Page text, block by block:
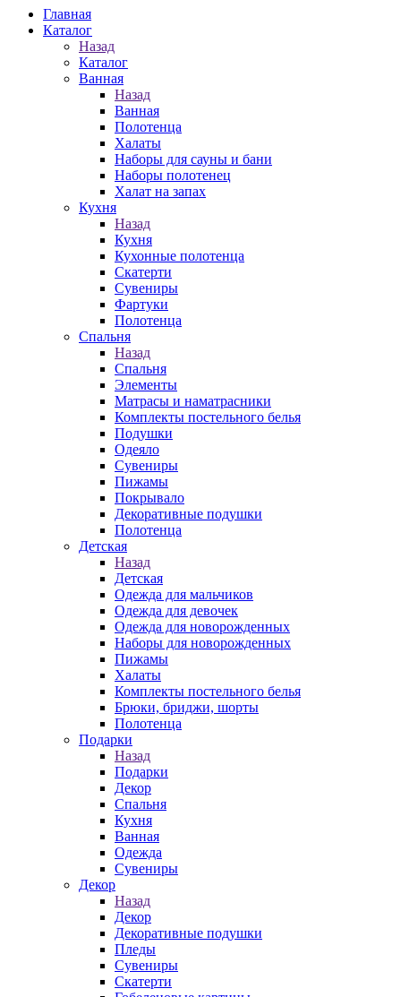
Главная
Каталог
Назад
Каталог
Ванная
Назад
Ванная
Полотенца
Халаты
Наборы для сауны и бани
Наборы полотенец
Халат на запах
Кухня
Назад
Кухня
Кухонные полотенца
Скатерти
Сувениры
Фартуки
Полотенца
Спальня
Назад
Спальня
Элементы
Матрасы и наматрасники
Комплекты постельного белья
Подушки
Одеяло
Сувениры
Пижамы
Покрывало
Декоративные подушки
Полотенца
Детская
Назад
Детская
Одежда для мальчиков
Одежда для девочек
Одежда для новорожденных
Наборы для новорожденных
Пижамы
Халаты
Комплекты постельного белья
Брюки, бриджи, шорты
Полотенца
Подарки
Назад
Подарки
Декор
Спальня
Кухня
Ванная
Одежда
Сувениры
Декор
Назад
Декор
Декоративные подушки
Пледы
Сувениры
Скатерти